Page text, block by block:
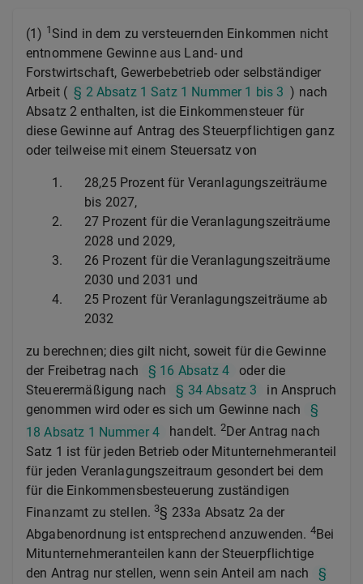
(1) 1 Sind in dem zu versteuernden Einkommen nicht
entnommene Gewinne aus Land- und
Forstwirtschaft, Gewerbebetrieb oder selbständiger
Arbeit ( § 2 Absatz 1 Satz 1 Nummer 1 bis 3 ) nach
Absatz 2 enthalten, ist die Einkommensteuer für
diese Gewinne auf Antrag des Steuerpflichtigen ganz
oder teilweise mit einem Steuersatz von
1.
28,25 Prozent für Veranlagungszeiträume
bis 2027,
2.
27 Prozent für die Veranlagungszeiträume
2028 und 2029,
3.
26 Prozent für die Veranlagungszeiträume
2030 und 2031 und
4.
25 Prozent für Veranlagungszeiträume ab
2032
zu berechnen; dies gilt nicht, soweit für die Gewinne
der Freibetrag nach
§ 16 Absatz 4
oder die
Steuerermäßigung nach
§ 34 Absatz 3
in Anspruch
genommen wird oder es sich um Gewinne nach
§
18 Absatz 1 Nummer 4
handelt. 2Der Antrag nach
Satz 1 ist für jeden Betrieb oder Mitunternehmeranteil
für jeden Veranlagungszeitraum gesondert bei dem
für die Einkommensbesteuerung zuständigen
Finanzamt zu stellen. 3§ 233a Absatz 2a der
Abgabenordnung ist entsprechend anzuwenden. 4Bei
Mitunternehmeranteilen kann der Steuerpflichtige
den Antrag nur stellen, wenn sein Anteil am nach
§